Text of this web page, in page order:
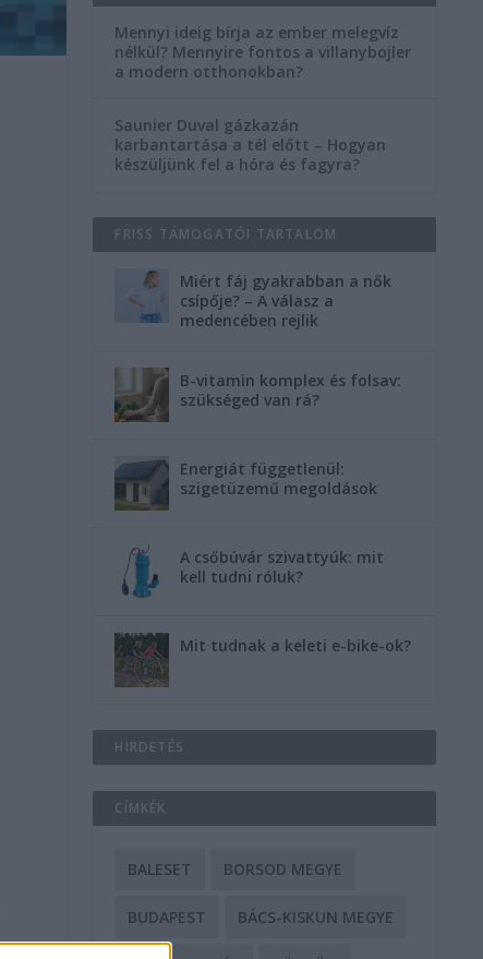
Mennyi ideig bírja az ember melegvíz
nélkül? Mennyire fontos a villanybojler
a modern otthonokban?
Saunier Duval gázkazán
karbantartása a tél előtt – Hogyan
készüljünk fel a hóra és fagyra?
FRISS TÁMOGATÓI TARTALOM
Miért fáj gyakrabban a nők
csípője? – A válasz a
medencében rejlik
B-vitamin komplex és folsav:
szükséged van rá?
Energiát függetlenül:
szigetüzemű megoldások
A csőbúvár szivattyúk: mit
kell tudni róluk?
Mit tudnak a keleti e-bike-ok?
HIRDETÉS
CÍMKÉK
BALESET BORSOD MEGYE
BUDAPEST BÁCS-KISKUN MEGYE